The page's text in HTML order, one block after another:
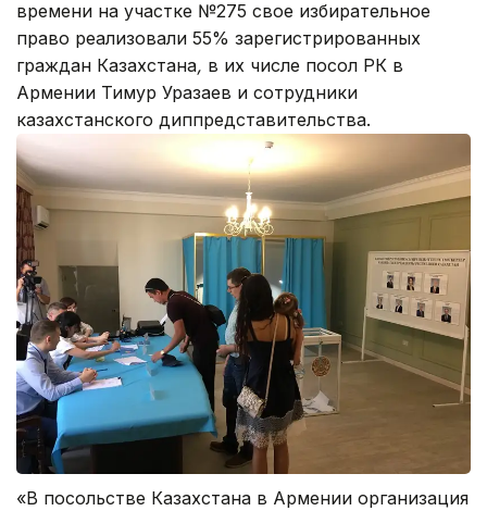
времени на участке №275 свое избирательное
право реализовали 55% зарегистрированных
граждан Казахстана, в их числе посол РК в
Армении Тимур Уразаев и сотрудники
казахстанского диппредставительства.
«В посольстве Казахстана в Армении организация